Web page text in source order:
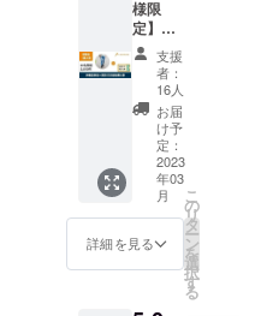
いただ
く必要
がござ
いま
す。
す。発
送時
期・カ
ラーな
どのご
希望に
添えな
い場合
があり
ます。
※ご利用
にあ
たって
様限
定】体
験会参
加＋割
引付き
優先購
入券 ×1
体験会
へご参
加後あ
しらせ
をご購
入いた
だける
際に
支援
者：
16人
お届
け予
定：
2023
年03
月
詳細を見る
こ
の
リ
タ
ー
ン
を
選
択
す
る